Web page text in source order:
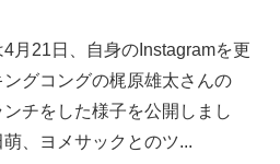
月21日、自身のInstagramを更
グコングの梶原雄太さんの
チをした様子を公開しまし
、ヨメサックとのツ...